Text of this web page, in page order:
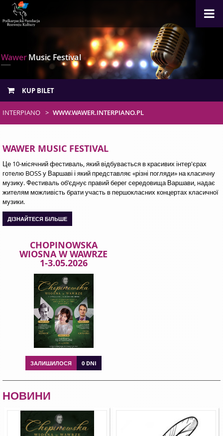
WawerMusic Festival
KUP BILET
INTERPIANO WWW.WAWER.INTERPIANO.PL
CHOPINOWSKA
WIOSNA W WAWRZE
1-3.05.2026
ЗАЛИШИЛОСЯ 0 DNI
WAWER MUSIC FESTIVAL
Це 10-місячний фестиваль, який відбувається в красивих інтер'єрах
готелю BOSS у Варшаві і який представляє «різні погляди» на класичну
музику. Фестиваль об’єднує правий берег середовища Варшави, нaдає
жителям можливість брати участь в першокласних концертах класичної
музики.
ДІЗНАЙТЕСЯ БІЛЬШЕ
НОВИНИ